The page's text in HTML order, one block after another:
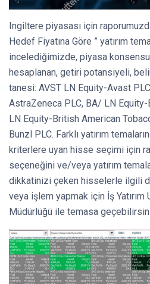
Ingiltere piyasası için
Hedef Fiyatına Göre ” yatırım
incelediğimizde, piyasa
hesaplanan, getiri potansiyeli,
tanesi: AVST LN Equity-Avast
AstraZeneca PLC, BA/ LN
LN Equity-British American
Bunzl PLC. Farklı yatırım
kriterlere uyan hisse seçimi için
seçeneğini ve/veya yatırım
dikkatinizi çeken hisselerle ilgili
veya işlem yapmak için İş Yatırım
Müdürlüğü ile temasa